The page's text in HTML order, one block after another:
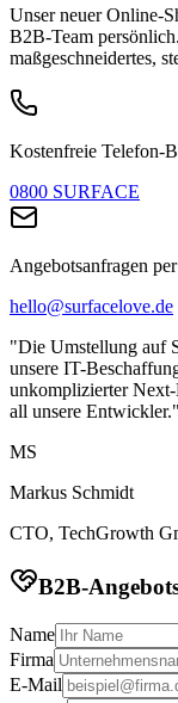
Unser neuer Online-
B2B-Team
maßgeschneidertes,
Kostenfreie Telefon-
0800 SURFACE
Angebotsanfragen
hello@surfacelove.de
"Die Umstellung auf
unsere IT-
unkomplizierter
all unsere Entwickler."
MS
Markus Schmidt
CTO, TechGrowth
B2B-
Name
Firma
E-Mail